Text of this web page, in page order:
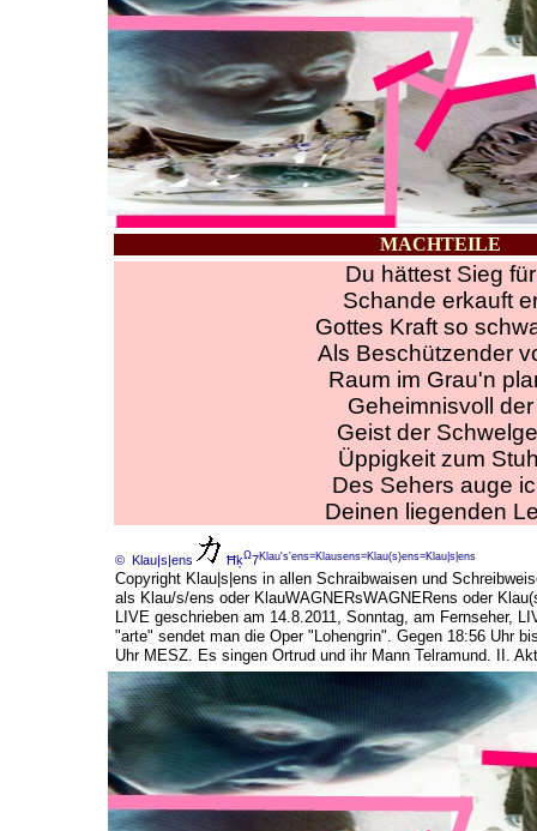
MACHTEILE
Du hättest Sieg für
Schande erkauft
Gottes Kraft so
Als Beschützender
Raum im Grau'n
Geheimnisvoll der
Geist der
Üppigkeit zum
Des Sehers auge
Deinen liegenden
© Klau|s|ens ĦķΩ7Klau's'ens=Klausens=Klau(s)ens=Klau|s|ens
Copyright Klau|s|ens in allen Schraibwaisen und
als Klau/s/ens oder KlauWAGNERsWAGNERens oder
LIVE geschrieben am 14.8.2011, Sonntag, am Fernseher,
"arte" sendet man die Oper "Lohengrin". Gegen 18:56 Uhr
Uhr MESZ. Es singen Ortrud und ihr Mann Telramund. II.